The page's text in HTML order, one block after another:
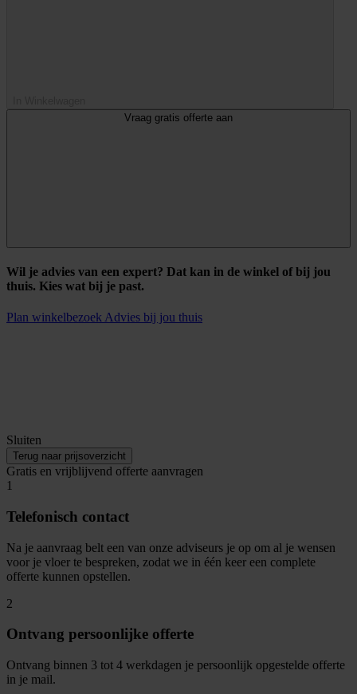
Vraag gratis offerte aan
Wil je advies van een expert? Dat kan in de winkel of bij jou
thuis. Kies wat bij je past.
Plan winkelbezoek Advies bij jou thuis
Sluiten
Terug naar prijsoverzicht
Gratis en vrijblijvend offerte aanvragen
1
Telefonisch contact
Na je aanvraag belt een van onze adviseurs je op om al je wensen
voor je vloer te bespreken, zodat we in één keer een complete
offerte kunnen opstellen.
2
Ontvang persoonlijke offerte
Ontvang binnen 3 tot 4 werkdagen je persoonlijk opgestelde offerte
in je mail.